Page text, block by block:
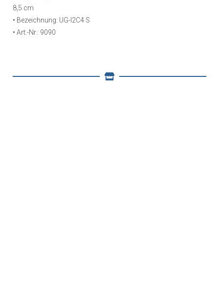
8,5 cm
• Bezeichnung: UG-I2C4 S
• Art.-Nr.: 9090